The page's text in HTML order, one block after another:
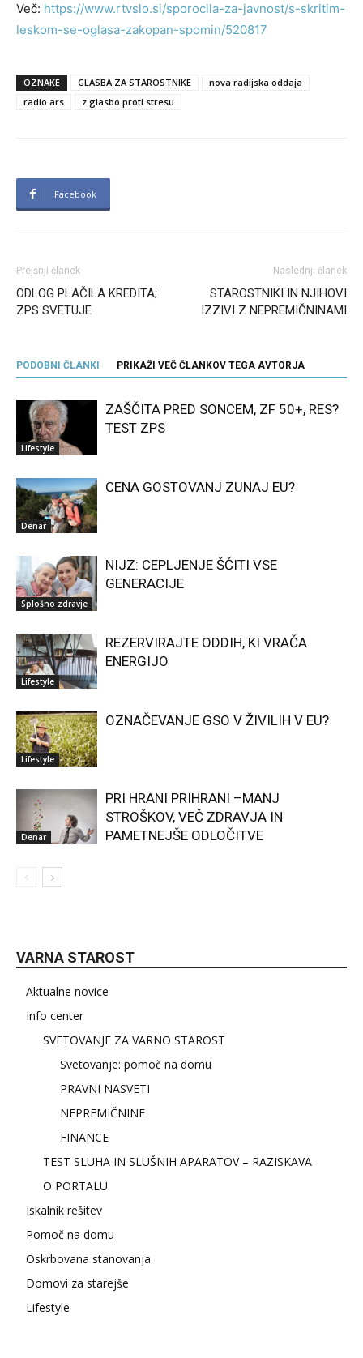
Več: https://www.rtvslo.si/sporocila-za-javnost/s-skritim-
leskom-se-oglasa-zakopan-spomin/520817
OZNAKE GLASBA ZA STAROSTNIKE
nova radijska oddaja
radio ars
z glasbo proti stresu
Facebook
Prejšnji članek
ODLOG PLAČILA KREDITA;
ZPS SVETUJE
Naslednji članek
STAROSTNIKI IN NJIHOVI
IZZIVI Z NEPREMIČNINAMI
PODOBNI ČLANKI PRIKAŽI VEČ ČLANKOV TEGA AVTORJA
Lifestyle
ZAŠČITA PRED SONCEM, ZF 50+, RES?
TEST ZPS
Denar
CENA GOSTOVANJ ZUNAJ EU?
Splošno zdravje
NIJZ: CEPLJENJE ŠČITI VSE
GENERACIJE
Lifestyle
REZERVIRAJTE ODDIH, KI VRAČA
ENERGIJO
Lifestyle
OZNAČEVANJE GSO V ŽIVILIH V EU?
Denar
PRI HRANI PRIHRANI –MANJ
STROŠKOV, VEČ ZDRAVJA IN
PAMETNEJŠE ODLOČITVE
VARNA STAROST
Aktualne novice
Info center
SVETOVANJE ZA VARNO STAROST
Svetovanje: pomoč na domu
PRAVNI NASVETI
NEPREMIČNINE
FINANCE
TEST SLUHA IN SLUŠNIH APARATOV – RAZISKAVA
O PORTALU
Iskalnik rešitev
Pomoč na domu
Oskrbovana stanovanja
Domovi za starejše
Lifestyle